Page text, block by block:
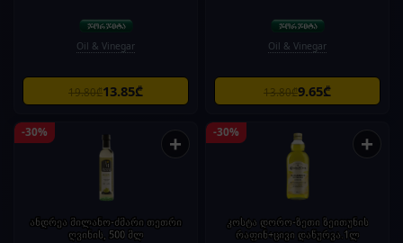
Oil & Vinegar
19.80₾13.85₾
Oil & Vinegar
13.80₾9.65₾
-30% +
ანდრეა მილანო-ძმარი თეთრი
ღვინის, 500 მლ
-30% +
კოსტა დორო-ზეთი ზეითუნის
რაფინ+ცივი დაწურვა.1ლ